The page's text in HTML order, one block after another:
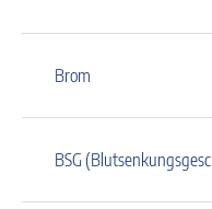
Brom
BSG